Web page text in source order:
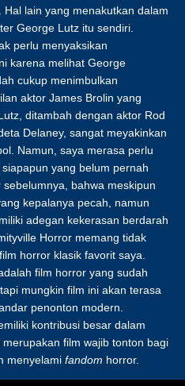
lain yang menakutkan dalam
George Lutz itu sendiri.
perlu menyaksikan
karena melihat George
cukup menimbulkan
aktor James Brolin yang
ditambah dengan aktor Rod
Delaney, sangat meyakinkan
Namun, saya merasa perlu
yang belum pernah
bahwa meskipun
kepalanya pecah, namun
adegan kekerasan berdarah
Horror memang tidak
horror klasik favorit saya.
film horror yang sudah
mungkin film ini akan terasa
penonton modern.
kontribusi besar dalam
film wajib tonton bagi
menyelami fandom horror.